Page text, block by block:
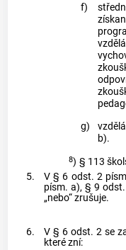
f)
g)
b).
8) § 113
5.
V § 6 odst. 2
písm. a), § 9
„nebo“ zrušuje.
6.
V § 6 odst. 2 se
které zní: